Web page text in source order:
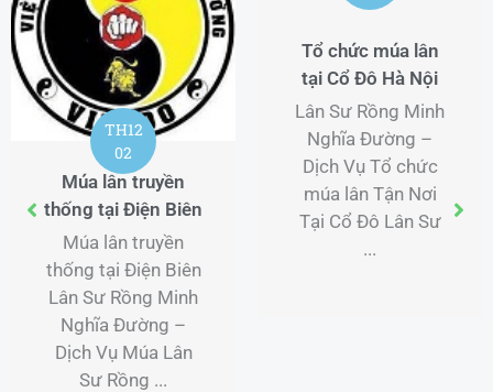
TH12
02
Múa lân truyền
thống tại Điện Biên
Múa lân truyền
thống tại Điện Biên
Lân Sư Rồng Minh
Nghĩa Đường –
Dịch Vụ Múa Lân
Sư Rồng ...
Tổ chức múa lân
tại Cổ Đô Hà Nội
Lân Sư Rồng Minh
Nghĩa Đường –
Dịch Vụ Tổ chức
múa lân Tận Nơi
Tại Cổ Đô Lân Sư
...